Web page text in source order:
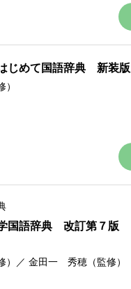
じめて国語辞典 新装版
国語辞典 改訂第７版
／ 金田一 秀穂（監修）